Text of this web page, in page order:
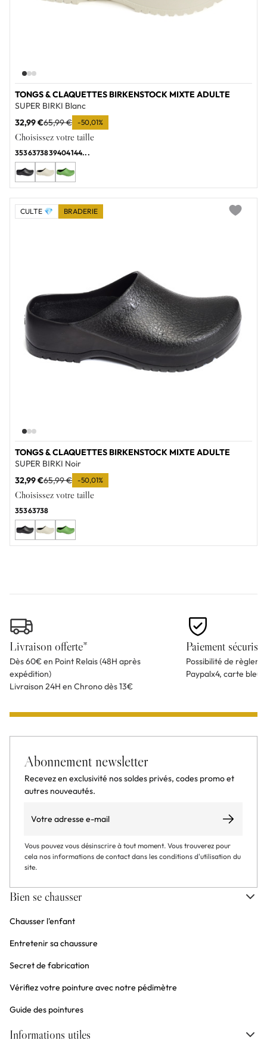
TONGS & CLAQUETTES BIRKENSTOCK MIXTE ADULTE
SUPER BIRKI Blanc
32,99 €65,99 € -50,01%
Choisissez votre taille
3536373839404144...
TONGS & CLAQUETTES BIRKENSTOCK MIXTE ADULTE
SUPER BIRKI Noir
32,99 €65,99 € -50,01%
Choisissez votre taille
35363738
CULTE 💎 BRADERIE
Livraison offerte*
Dès 60€ en Point Relais (48H après
expédition)
Livraison 24H en Chrono dès 13€
Paiement sécurisé
Possibilité de
Paypalx4, carte
Abonnement newsletter
Recevez en exclusivité nos soldes privés, codes promo et
autres nouveautés.
S’abonner
Vous pouvez vous désinscrire à tout moment. Vous trouverez pour
cela nos informations de contact dans les conditions d'utilisation du
site.
Bien se chausser
Chausser l'enfant
Entretenir sa chaussure
Secret de fabrication
Vérifiez votre pointure avec notre pédimètre
Guide des pointures
Informations utiles